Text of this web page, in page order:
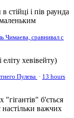
стійці і пів раунда
Чимаева, сравнивал с
еліту хевівейту)
Пулева · 13 hours
б'ється
важчих